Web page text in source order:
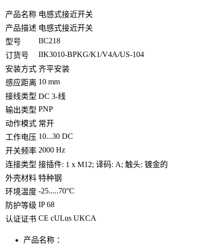
产品名称 电感式接近开关
产品描述 电感式接近开关
型号
IIC218
订货号
IIK3010-BPKG/K1/V4A/US-104
安装方式 齐平安装
感应距离 10 mm
接线类型 DC 3-线
输出类型 PNP
动作模式 常开
工作电压 10...30 DC
开关频率 2000 Hz
连接类型 接插件: 1 x M12; 译码: A; 触头: 镀金的
外壳材料 特种钢
环境温度 -25.....70°C
防护等级 IP 68
认证证书 CE cULus UKCA
产品名称 ：